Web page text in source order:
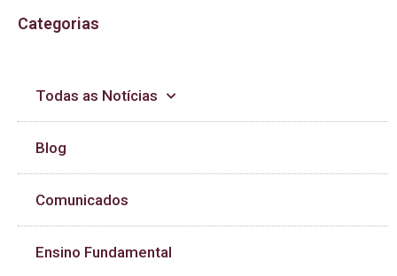
Categorias
Todas as Notícias
Blog
Comunicados
Ensino Fundamental